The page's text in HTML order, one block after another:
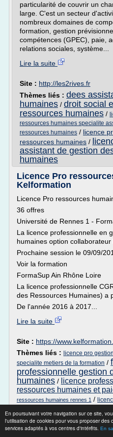
En poursuivant votre navigation sur ce site,
l'utilisation de cookies pour vous proposer des
services adaptés à vos centres d'intérêts. En
particularité de couvrir un
large. C'est un secteur
nombreux domaines de
formation, gestion
compétences (GPEC), paie,
relations sociales, système...
Lire la suite
Site : http://les2rives.fr
Thèmes liés : dees
humaines / droit social
ressources humaines /
ressources humaines specialite
ressources humaines / licence
ressources humaines /
assistant de gestion
humaines
Licence Pro
Kelformation
Licence Pro ressources
36 offres
Université de Rennes 1 -
La licence professionnelle en
humaines option collaborateur
Prochaine session le 09/09/
Voir la formation
FormaSup Ain Rhône Loire
La licence professionnelle
des Ressources Humaines) a
De l'année 2016 à 2017...
Lire la suite
Site : https://
Thèmes liés : licence pro
specialite metiers de la formation /
professionnelle gestion
humaines / licence
ressources humaines et
ressources humaines rennes 1 /
Licence
ressources humaines